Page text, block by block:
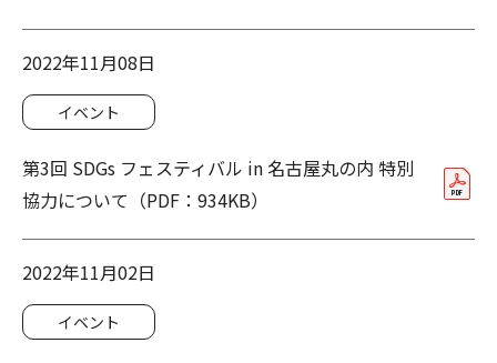
2022年11月08日
イベント
第3回 SDGs フェスティバル in 名古屋丸の内 特別
協力について（PDF：934KB）
2022年11月02日
イベント